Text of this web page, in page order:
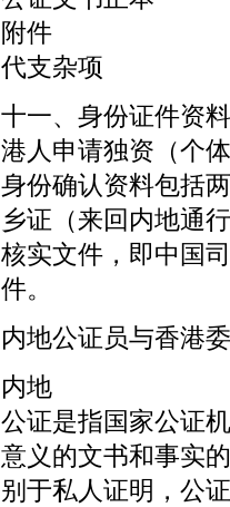
附件
代支杂项
十一、身份证件资
港人申请独资（个
身份确认资料包括
乡证（来回内地通
核实文件，即中国
件。
内地公证员与香港
内地
公证是指国家公证
意义的文书和事实
别于私人证明，公